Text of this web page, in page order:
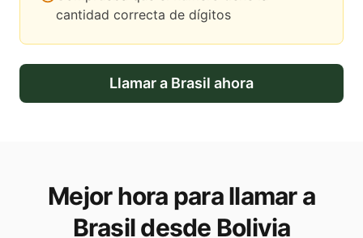
cantidad correcta de dígitos
Llamar a Brasil ahora
Mejor hora para llamar a
Brasil desde Bolivia